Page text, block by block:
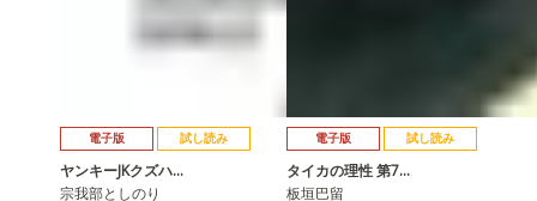
電子版 試し読み
ヤンキーJKクズハ…
宗我部としのり
電子版 試し読み
タイカの理性 第7…
板垣巴留